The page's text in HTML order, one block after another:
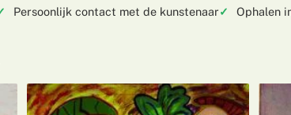
Persoonlijk contact met de kunstenaar Ophalen